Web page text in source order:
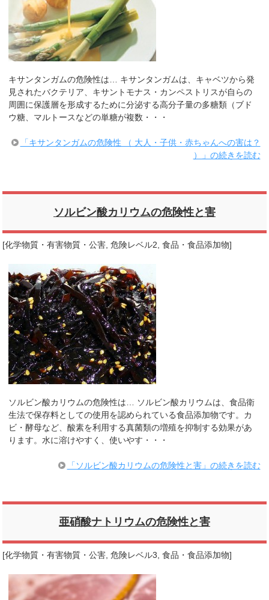
キサンタンガムの危険性は… キサンタンガムは、キャベツから発
見されたバクテリア、キサントモナス・カンペストリスが自らの
周囲に保護層を形成するために分泌する高分子量の多糖類（ブド
ウ糖、マルトースなどの単糖が複数・・・
「キサンタンガムの危険性 （ 大人・子供・赤ちゃんへの害は？
）」の続きを読む
ソルビン酸カリウムの危険性と害
[化学物質・有害物質・公害 ,危険レベル2 ,食品・食品添加物]
ソルビン酸カリウムの危険性は… ソルビン酸カリウムは、食品衛
生法で保存料としての使用を認められている食品添加物です。カ
ビ・酵母など、酸素を利用する真菌類の増殖を抑制する効果があ
ります。水に溶けやすく、使いやす・・・
「ソルビン酸カリウムの危険性と害」の続きを読む
亜硝酸ナトリウムの危険性と害
[化学物質・有害物質・公害 ,危険レベル3 ,食品・食品添加物]